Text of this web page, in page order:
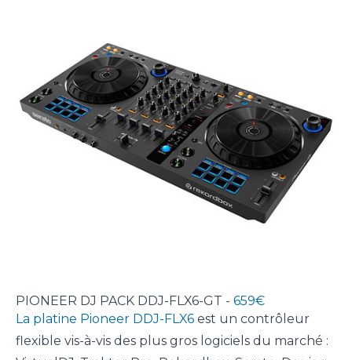
PIONEER DJ PACK DDJ-FLX6-GT - 659€
La platine Pioneer DDJ-FLX6 est un contrôleur
flexible vis-à-vis des plus gros logiciels du marché :